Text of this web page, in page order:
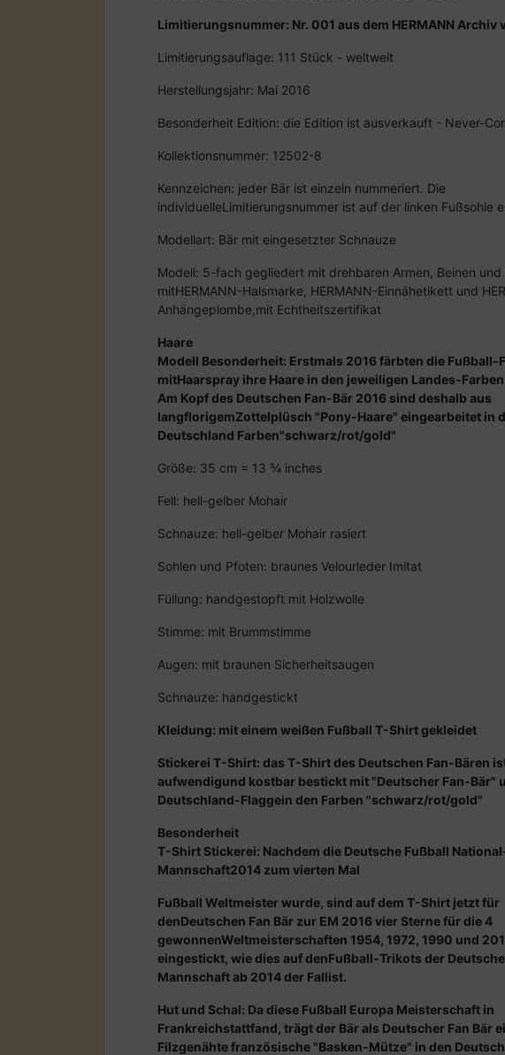
Limitierungsnummer: Nr. 001 aus dem HERMANN Archiv
Limitierungsauflage: 111 Stück - weltweit
Herstellungsjahr: Mai 2016
Besonderheit Edition: die Edition ist ausverkauft - Never-
Kollektionsnummer: 12502-8
Kennzeichen: jeder Bär ist einzeln nummeriert. Die
individuelleLimitierungsnummer ist auf der linken Fußsohle
Modellart: Bär mit eingesetzter Schnauze
Modell: 5-fach gegliedert mit drehbaren Armen, Beinen und
mitHERMANN-Halsmarke, HERMANN-Einnähetikett und
Anhängeplombe,mit Echtheitszertifikat
Haare
Modell Besonderheit: Erstmals 2016 färbten die Fußball-
mitHaarspray ihre Haare in den jeweiligen Landes-
Am Kopf des Deutschen Fan-Bär 2016 sind deshalb aus
langflorigemZottelplüsch "Pony-Haare" eingearbeitet in
Deutschland Farben"schwarz/rot/gold"
Größe: 35 cm = 13 ¾ inches
Fell: hell-gelber Mohair
Schnauze: hell-gelber Mohair rasiert
Sohlen und Pfoten: braunes Velourleder Imitat
Füllung: handgestopft mit Holzwolle
Stimme: mit Brummstimme
Augen: mit braunen Sicherheitsaugen
Schnauze: handgestickt
Kleidung: mit einem weißen Fußball T-Shirt gekleidet
Stickerei T-Shirt: das T-Shirt des Deutschen Fan-Bären
aufwendigund kostbar bestickt mit "Deutscher Fan-Bär"
Deutschland-Flaggein den Farben "schwarz/rot/gold"
Besonderheit
T-Shirt Stickerei: Nachdem die Deutsche Fußball
Mannschaft2014 zum vierten Mal
Fußball Weltmeister wurde, sind auf dem T-Shirt jetzt für
denDeutschen Fan Bär zur EM 2016 vier Sterne für die 4
gewonnenWeltmeisterschaften 1954, 1972, 1990 und
eingestickt, wie dies auf denFußball-Trikots der
Mannschaft ab 2014 der Fallist.
Hut und Schal: Da diese Fußball Europa Meisterschaft in
Frankreichstattfand, trägt der Bär als Deutscher Fan Bär
Filzgenähte französische "Basken-Mütze" in den